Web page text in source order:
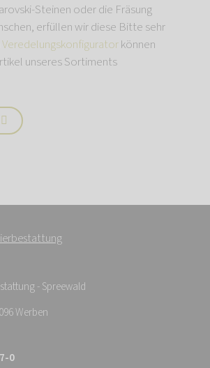
Steinen oder die Fräsung
erfüllen wir diese Bitte sehr
Veredelungskonfiguratorkönnen
unseres Sortiments
- Spreewald
Werben
0